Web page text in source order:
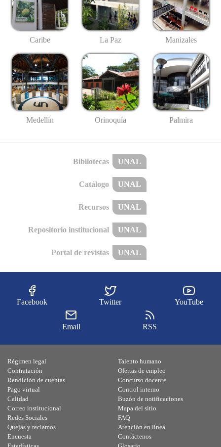
Caribe La Paz Manizales
Medellín Orinoquía Palmira
Bibliotecas UNAL
Catálogo UNAL
Recursos UNAL
Repositorio institucional UNAL
Portal de revistas UNAL
Facebook Twitter YouTube
Email RSS
Régimen legal
Contratación
Rendición de cuentas
Pago virtual
Calidad
Talento humano
Ofertas de empleo
Concurso docente
Control interno
Buzón de notificaciones
Correo institucional
Redes Sociales
Quejas y reclamos
Encuesta
Mapa del sitio
FAQ
Atención en línea
Contáctenos